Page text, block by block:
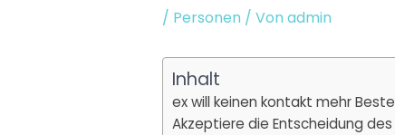
/ Personen / Von admin
Inhalt
ex will keinen kontakt mehr
Akzeptiere die Entscheidung des